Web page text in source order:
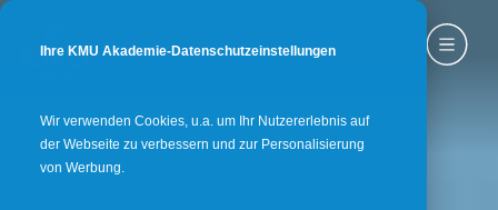
Ihre KMU Akademie-Datenschutzeinstellungen
Wir verwenden Cookies, u.a. um Ihr Nutzererlebnis auf
der Webseite zu verbessern und zur Personalisierung
von Werbung.